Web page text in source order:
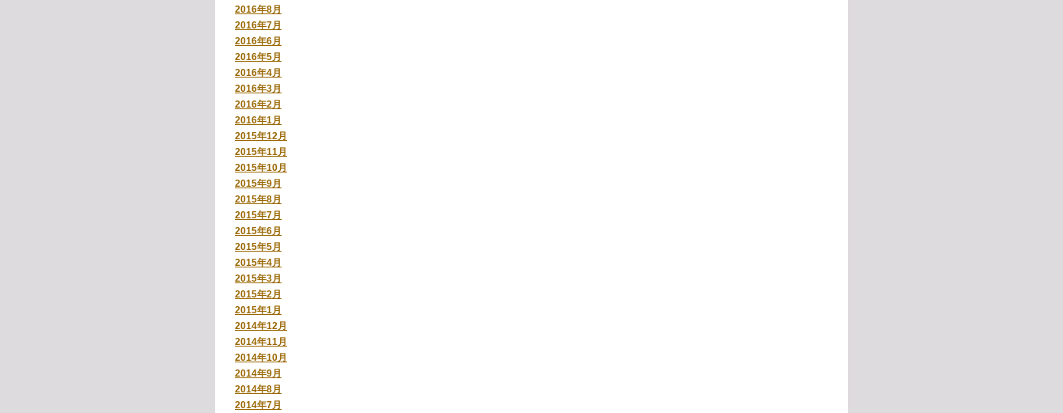
2016年8月
2016年7月
2016年6月
2016年5月
2016年4月
2016年3月
2016年2月
2016年1月
2015年12月
2015年11月
2015年10月
2015年9月
2015年8月
2015年7月
2015年6月
2015年5月
2015年4月
2015年3月
2015年2月
2015年1月
2014年12月
2014年11月
2014年10月
2014年9月
2014年8月
2014年7月